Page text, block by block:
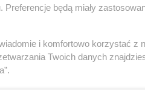
będą miały
i komfortowo korzystać z
Twoich danych